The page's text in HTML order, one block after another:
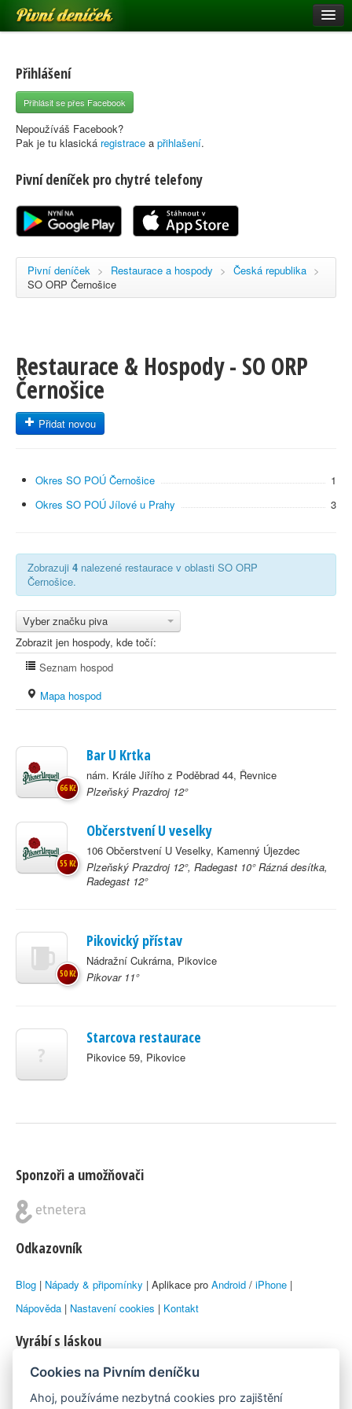
Pivní deníček
Pivní mapa
Pivní značky
Nápověda
Registrace
Přihlášení
Přihlásit se přes Facebook
Nepoužíváš Facebook?
Pak je tu klasická registrace a přihlašení.
Pivní deníček pro chytré telefony
Pivní deníček > Restaurace a hospody > Česká republika >
SO ORP Černošice
Restaurace & Hospody - SO ORP
Černošice
Přidat novou
Okres SO POÚ Černošice
1
Okres SO POÚ Jílové u Prahy
3
Zobrazuji 4 nalezené restaurace v oblasti SO ORP
Černošice.
Vyber značku piva
Zobrazit jen hospody, kde točí:
Seznam hospod
Mapa hospod
Bar U Krtka
nám. Krále Jiřího z Poděbrad 44, Řevnice
Plzeňský Prazdroj 12°
66 Kč
Občerstvení U veselky
106 Občerstvení U Veselky, Kamenný Újezdec
Plzeňský Prazdroj 12°, Radegast 10° Rázná desítka,
Radegast 12°
55 Kč
Pikovický přístav
Nádražní Cukrárna, Pikovice
Pikovar 11°
50 Kč
Starcova restaurace
Pikovice 59, Pikovice
?
Sponzoři a umožňovači
Odkazovník
Blog | Nápady & připomínky | Aplikace pro Android / iPhone |
Nápověda | Nastavení cookies | Kontakt
Vyrábí s láskou
© 2010–2026 byLukáš Zemanaka Emka
Cookies na Pivním deníčku
Ahoj, používáme nezbytná cookies pro zajištění